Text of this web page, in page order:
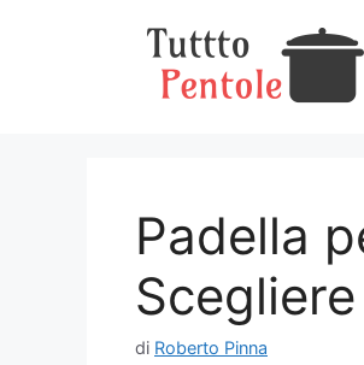
Padella
di Roberto Pinna